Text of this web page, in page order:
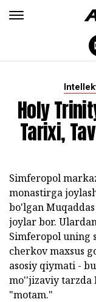
Holy
Tarixi,
Simferopol
monastirga
bo'lgan
joylar bor.
Simferopol uning
cherkov maxsus
asosiy qiymati -
mo''jizaviy
"motam."